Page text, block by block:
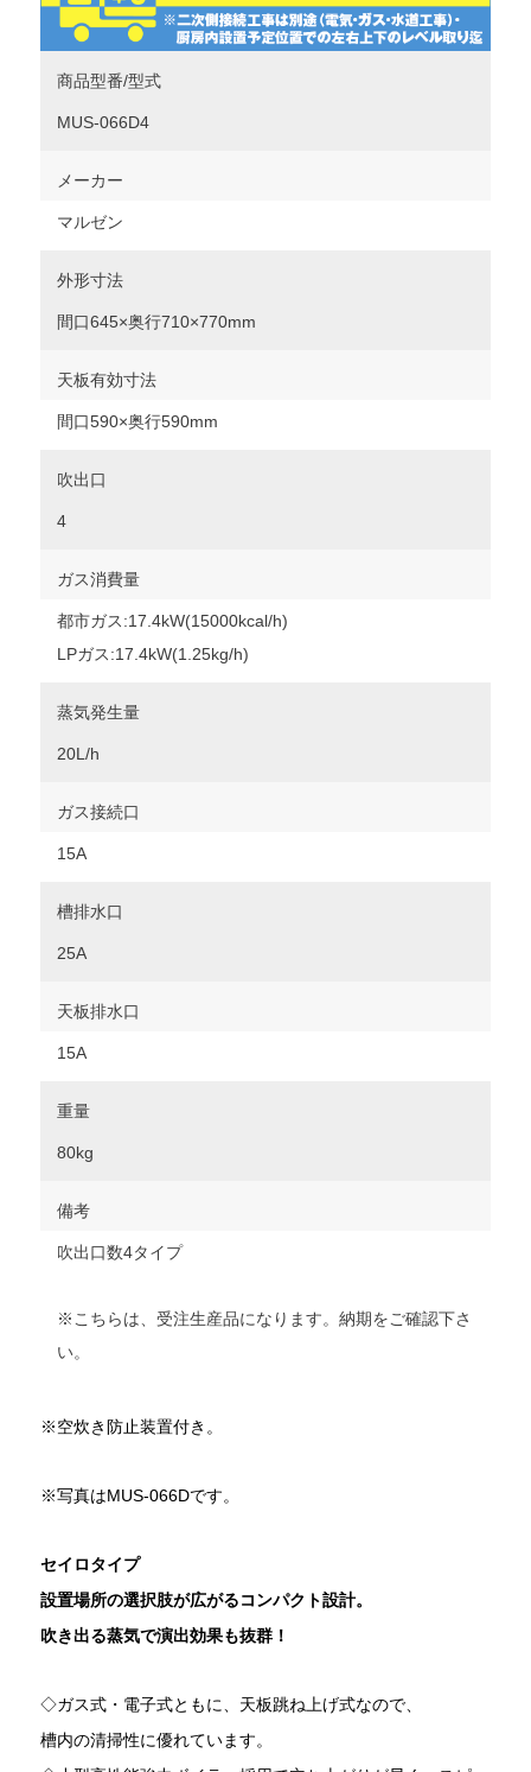
商品型番/型式
MUS-066D4
メーカー
マルゼン
外形寸法
間口645×奥行710×770mm
天板有効寸法
間口590×奥行590mm
吹出口
4
ガス消費量
都市ガス:17.4kW(15000kcal/h)
LPガス:17.4kW(1.25kg/h)
蒸気発生量
20L/h
ガス接続口
15A
槽排水口
25A
天板排水口
15A
重量
80kg
備考
吹出口数4タイプ
※こちらは、受注生産品になります。納期をご確認下さ
い。
※空炊き防止装置付き。
※写真はMUS-066Dです。
セイロタイプ
設置場所の選択肢が広がるコンパクト設計。
吹き出る蒸気で演出効果も抜群！
◇ガス式・電子式ともに、天板跳ね上げ式なので、
槽内の清掃性に優れています。